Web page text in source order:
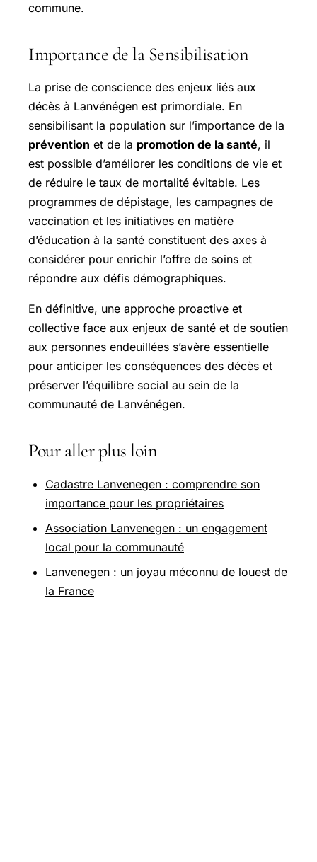
commune.
Importance de la Sensibilisation
La prise de conscience des enjeux liés aux
décès à Lanvénégen est primordiale. En
sensibilisant la population sur l’importance de la
prévention et de la promotion de la santé, il
est possible d’améliorer les conditions de vie et
de réduire le taux de mortalité évitable. Les
programmes de dépistage, les campagnes de
vaccination et les initiatives en matière
d’éducation à la santé constituent des axes à
considérer pour enrichir l’offre de soins et
répondre aux défis démographiques.
En définitive, une approche proactive et
collective face aux enjeux de santé et de soutien
aux personnes endeuillées s’avère essentielle
pour anticiper les conséquences des décès et
préserver l’équilibre social au sein de la
communauté de Lanvénégen.
Pour aller plus loin
Cadastre Lanvenegen : comprendre son
importance pour les propriétaires
Association Lanvenegen : un engagement
local pour la communauté
Lanvenegen : un joyau méconnu de louest de
la France